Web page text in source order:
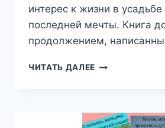
интерес к жизни в усадьбе
последней мечты. Книга
продолжением,
ЧИТАТЬ ДАЛЕЕ УСАДЬБА
НАТАЛЬЯ